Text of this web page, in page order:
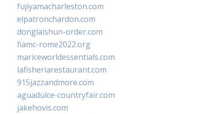
fujiyamacharleston.com
elpatronchardon.com
donglaishun-order.com
fiamc-rome2022.org
mariceworldessentials.com
lafisheriarestaurant.com
915jazzandmore.com
aguadulce-countryfair.com
jakehovis.com